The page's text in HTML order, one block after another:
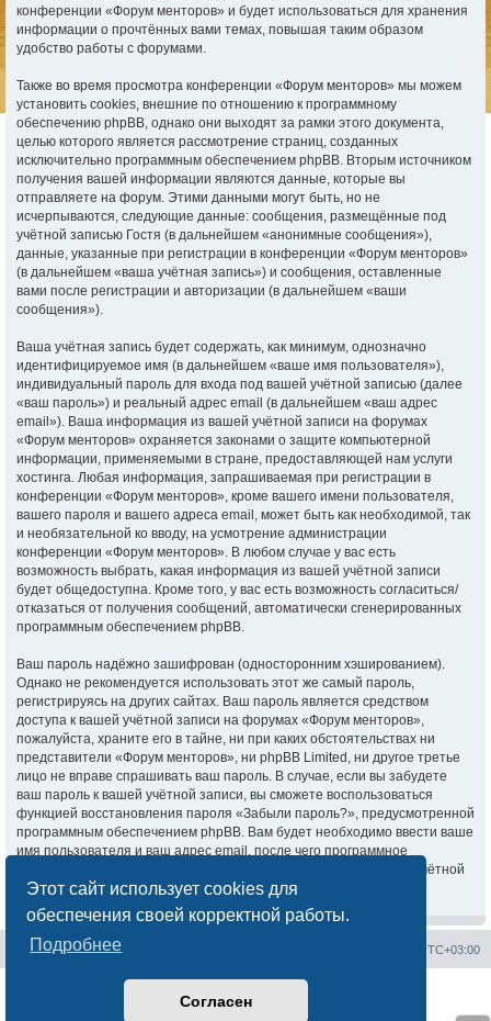
Этот сайт использует cookies для
обеспечения своей корректной работы.
Подробнее
Согласен
конференции «Форум менторов» и будет использоваться для хранения
информации о прочтённых вами темах, повышая таким образом
удобство работы с форумами.
Также во время просмотра конференции «Форум менторов» мы можем
установить cookies, внешние по отношению к программному
обеспечению phpBB, однако они выходят за рамки этого документа,
целью которого является рассмотрение страниц, созданных
исключительно программным обеспечением phpBB. Вторым источником
получения вашей информации являются данные, которые вы
отправляете на форум. Этими данными могут быть, но не
исчерпываются, следующие данные: сообщения, размещённые под
учётной записью Гостя (в дальнейшем «анонимные сообщения»),
данные, указанные при регистрации в конференции «Форум менторов»
(в дальнейшем «ваша учётная запись») и сообщения, оставленные
вами после регистрации и авторизации (в дальнейшем «ваши
сообщения»).
Ваша учётная запись будет содержать, как минимум, однозначно
идентифицируемое имя (в дальнейшем «ваше имя пользователя»),
индивидуальный пароль для входа под вашей учётной записью (далее
«ваш пароль») и реальный адрес email (в дальнейшем «ваш адрес
email»). Ваша информация из вашей учётной записи на форумах
«Форум менторов» охраняется законами о защите компьютерной
информации, применяемыми в стране, предоставляющей нам услуги
хостинга. Любая информация, запрашиваемая при регистрации в
конференции «Форум менторов», кроме вашего имени пользователя,
вашего пароля и вашего адреса email, может быть как необходимой, так
и необязательной ко вводу, на усмотрение администрации
конференции «Форум менторов». В любом случае у вас есть
возможность выбрать, какая информация из вашей учётной записи
будет общедоступна. Кроме того, у вас есть возможность согласиться/
отказаться от получения сообщений, автоматически сгенерированных
программным обеспечением phpBB.
Ваш пароль надёжно зашифрован (односторонним хэшированием).
Однако не рекомендуется использовать этот же самый пароль,
регистрируясь на других сайтах. Ваш пароль является средством
доступа к вашей учётной записи на форумах «Форум менторов»,
пожалуйста, храните его в тайне, ни при каких обстоятельствах ни
представители «Форум менторов», ни phpBB Limited, ни другое третье
лицо не вправе спрашивать ваш пароль. В случае, если вы забудете
ваш пароль к вашей учётной записи, вы сможете воспользоваться
функцией восстановления пароля «Забыли пароль?», предусмотренной
программным обеспечением phpBB. Вам будет необходимо ввести ваше
имя пользователя и ваш адрес email, после чего программное
обеспечение phpBB сгенерирует вам новый пароль для вашей учётной
записи.
Сайт менторов UTC+03:00
Русская поддержка phpBB